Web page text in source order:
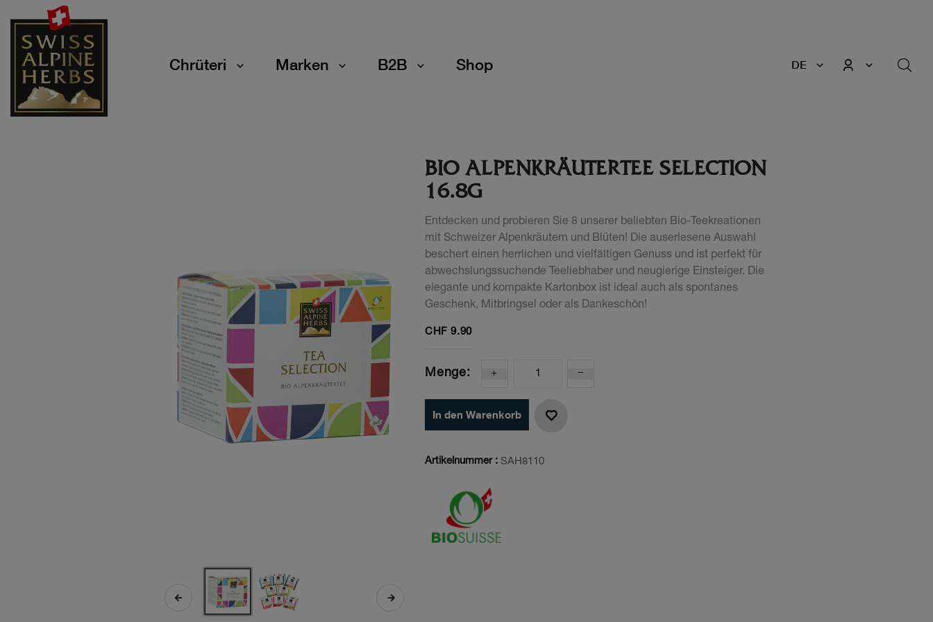
Chrüteri Marken B2B Shop DE
BIO ALPENKRÄUTERTEE SELECTION
16.8G
Entdecken und probieren Sie 8 unserer beliebten Bio-Teekreationen
mit Schweizer Alpenkräutern und Blüten! Die auserlesene Auswahl
beschert einen herrlichen und vielfältigen Genuss und ist perfekt für
abwechslungssuchende Teeliebhaber und neugierige Einsteiger. Die
elegante und kompakte Kartonbox ist ideal auch als spontanes
Geschenk, Mitbringsel oder als Dankeschön!
CHF9.90
Menge:
In den Warenkorb
Artikelnummer : SAH8110